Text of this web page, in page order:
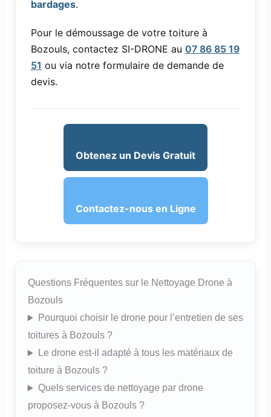
bardages.
Pour le démoussage de votre toiture à
Bozouls, contactez SI-DRONE au 07 86 85 19
51 ou via notre formulaire de demande de
devis.
Obtenez un Devis Gratuit
Contactez-nous en Ligne
Questions Fréquentes sur le Nettoyage Drone à
Bozouls
Pourquoi choisir le drone pour l’entretien de ses
toitures à Bozouls ?
Le drone est-il adapté à tous les matériaux de
toiture à Bozouls ?
Quels services de nettoyage par drone
proposez-vous à Bozouls ?